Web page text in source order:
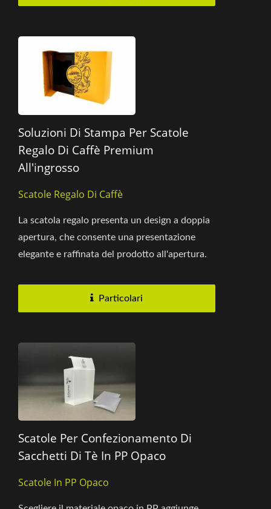
Soluzioni Di Stampa Per Scatole
Regalo Di Caffè Premium
All'ingrosso
Scatole Regalo Di Caffè
La scatola regalo presenta un design a doppia
apertura, che consente una presentazione
elegante e raffinata del prodotto all'apertura.
Particolari
Scatole Per Confezionamento Di
Sacchetti Di Tè In PP Opaco
Scatole In PP Opaco